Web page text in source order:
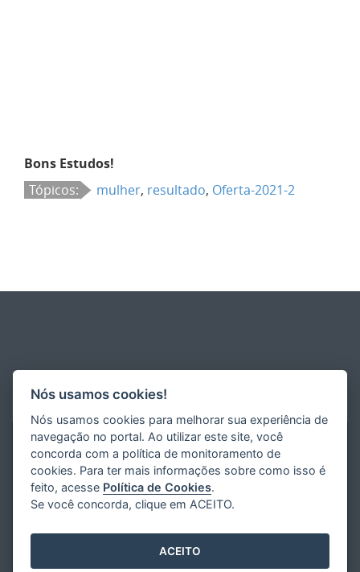
Bons Estudos!
Tópicos:
mulher, resultado, Oferta-2021-2
Nós usamos cookies!
Nós usamos cookies para melhorar sua experiência de
navegação no portal. Ao utilizar este site, você
concorda com a política de monitoramento de
cookies. Para ter mais informações sobre como isso é
feito, acesse Política de Cookies.
Se você concorda, clique em ACEITO.
ACEITO